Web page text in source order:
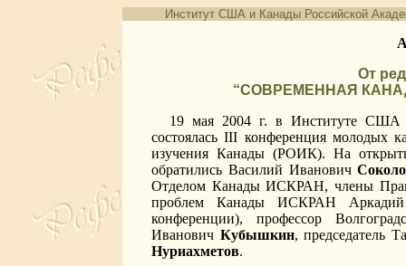
Институт США и Канады Российской
От
“СОВРЕМЕННАЯ
19 мая 2004 г. в Институте
состоялась III конференция молодых
изучения Канады (РОИК). На
обратились Василий Иванович
Отделом Канады ИСКРАН, члены
проблем Канады ИСКРАН
конференции), профессор
Иванович Кубышкин, председатель
Нуриахметов.